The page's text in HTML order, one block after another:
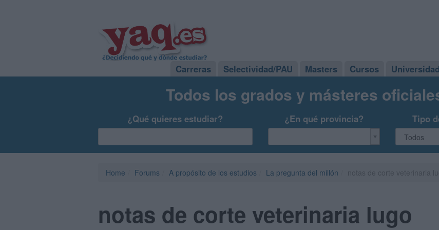
Carreras Selectividad/PAU Masters Cursos
Todos los grados y másteres
¿Qué quieres estudiar? ¿En qué provincia? Tipo
Home Forums A propósito de los estudios La pregunta del millón
notas de corte veterinaria lugo